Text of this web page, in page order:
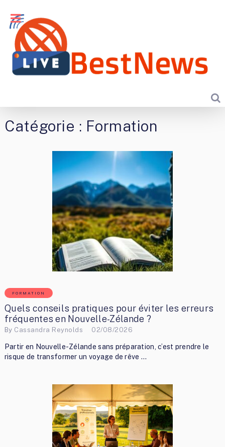
Catégorie : Formation
FORMATION
Quels conseils pratiques pour éviter les erreurs
fréquentes en Nouvelle-Zélande ?
By Cassandra Reynolds 02/08/2026
Partir en Nouvelle-Zélande sans préparation, c’est prendre le
risque de transformer un voyage de rêve …